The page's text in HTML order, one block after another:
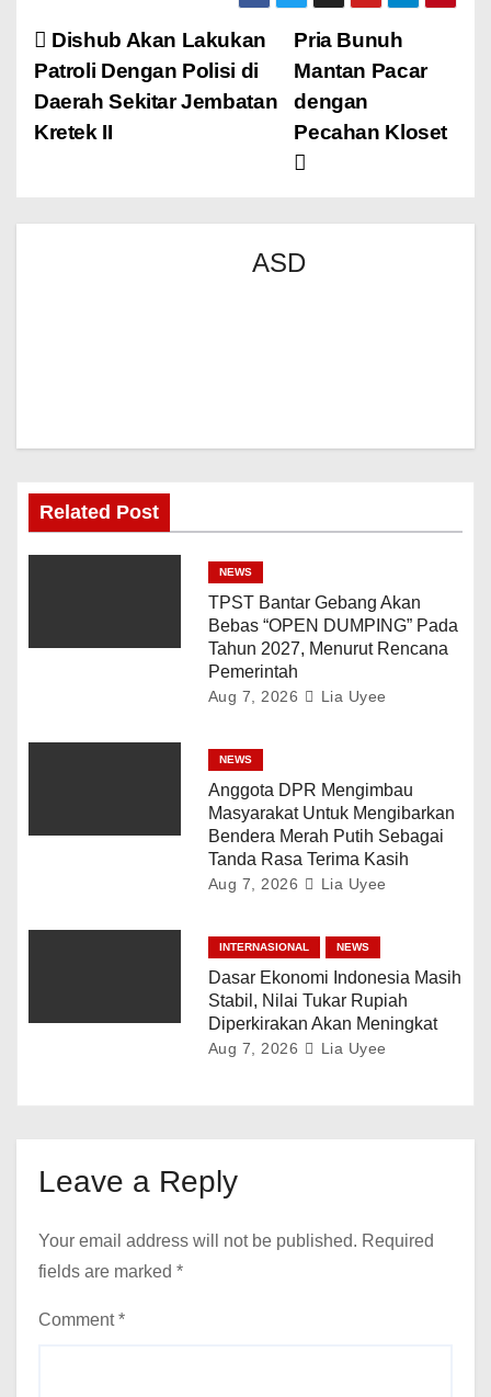
Pria Bunuh
Mantan Pacar
dengan
Pecahan Kloset
Dishub Akan Lakukan
Patroli Dengan Polisi di
Daerah Sekitar Jembatan
Kretek II
ASD
Related Post
NEWS
TPST Bantar Gebang Akan
Bebas “OPEN DUMPING” Pada
Tahun 2027, Menurut Rencana
Pemerintah
Aug 7, 2026 Lia Uyee
NEWS
Anggota DPR Mengimbau
Masyarakat Untuk Mengibarkan
Bendera Merah Putih Sebagai
Tanda Rasa Terima Kasih
Aug 7, 2026 Lia Uyee
INTERNASIONAL NEWS
Dasar Ekonomi Indonesia Masih
Stabil, Nilai Tukar Rupiah
Diperkirakan Akan Meningkat
Aug 7, 2026 Lia Uyee
Leave a Reply
Your email address will not be published. Required
fields are marked *
Comment*